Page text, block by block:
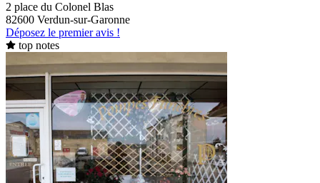
2 place du Colonel Blas
82600 Verdun-sur-Garonne
Déposez le premier avis !
top notes